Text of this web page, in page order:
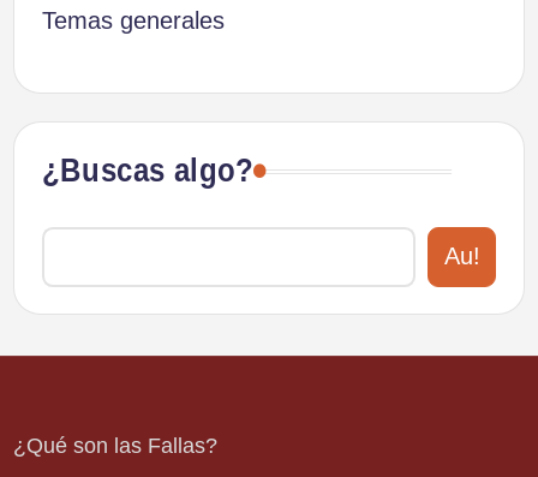
Temas generales
¿Buscas algo?
Au!
¿Qué son las Fallas?